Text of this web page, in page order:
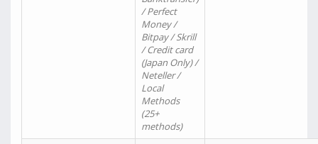
/ Perfect
Money /
Bitpay / Skrill
/ Credit card
(Japan Only) /
Neteller /
Local
Methods
(25+
methods)